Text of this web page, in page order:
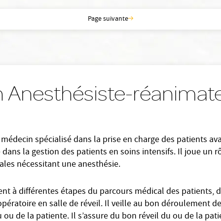
Page suivante
Anesthésiste-
spécialisé dans la prise en charge des patients
la gestion des patients en soins intensifs. Il joue un
nécessitant une anesthésie.
à différentes étapes du parcours médical des patients,
en salle de réveil. Il veille au bon déroulement
ou de la patiente. Il s’assure du bon réveil du ou de la